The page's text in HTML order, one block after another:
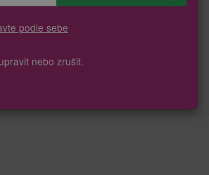
podle sebe
nebo zrušit.